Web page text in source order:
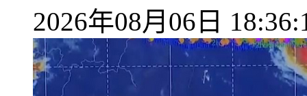
2026年08月06日